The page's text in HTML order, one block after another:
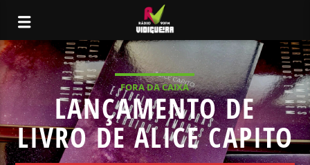
FORA DA CAIXA
LANÇAMENTO DE
LIVRO DE ALICE CAPITO